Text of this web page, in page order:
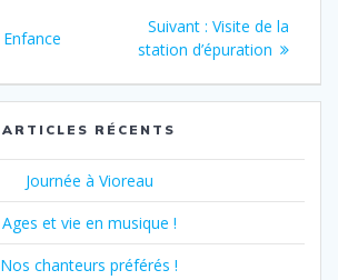
Article
:
Enfance
Suivant : Article
suivant
Visite de la
station d’épuration
ARTICLES RÉCENTS
Journée à Vioreau
Ages et vie en musique !
Nos chanteurs préférés !